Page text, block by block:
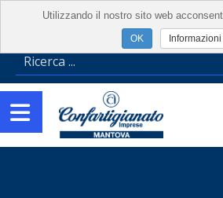
Utilizzando il nostro sito web
Informazioni